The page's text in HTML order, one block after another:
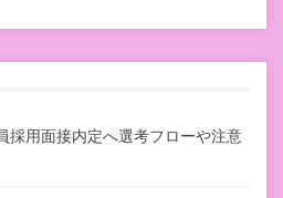
採用面接内定へ選考フローや注意